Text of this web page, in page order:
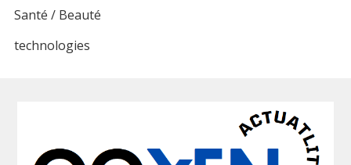
Santé / Beauté
technologies